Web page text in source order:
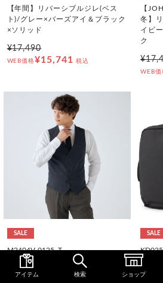
【年間】リバーシブルジレ(ベス
ト)/グレー×バーズアイ＆ブラック
×ソリッド
¥17,490
WEB価格¥15,741 税込
【
冬】
イビ
ク
WEB価
SALE
M2404V-0125_T
【JOHN PEARSE comfort】【秋
冬】リバーシブルジレ(ベスト)/ネ
SALE
アイテム 検索 ショップ